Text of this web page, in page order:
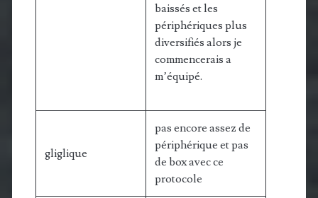
baissés et les
périphériques plus
diversifiés alors je
commencerais a
m’équipé.
gliglique
pas encore assez de
périphérique et pas
de box avec ce
protocole